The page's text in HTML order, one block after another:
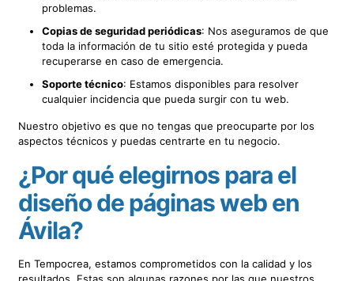
problemas.
Copias de seguridad periódicas: Nos aseguramos de que
toda la información de tu sitio esté protegida y pueda
recuperarse en caso de emergencia.
Soporte técnico: Estamos disponibles para resolver
cualquier incidencia que pueda surgir con tu web.
Nuestro objetivo es que no tengas que preocuparte por los
aspectos técnicos y puedas centrarte en tu negocio.
¿Por qué elegirnos para el
diseño de páginas web en
Ávila?
En Tempocrea, estamos comprometidos con la calidad y los
resultados. Estas son algunas razones por las que nuestros